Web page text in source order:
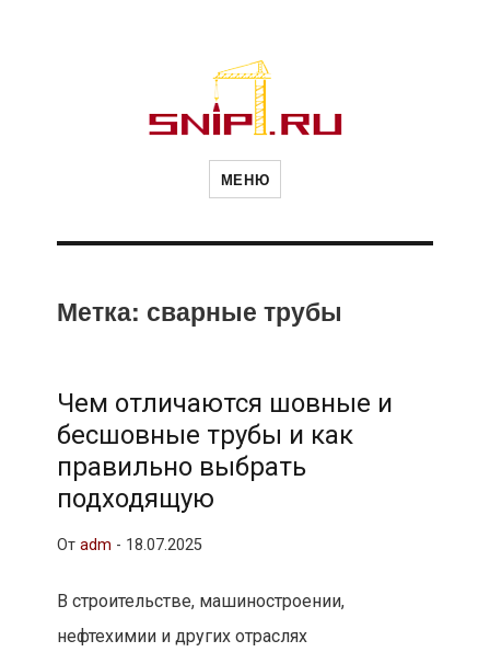
Новости
и
другие связанные со стройкой
МЕНЮ
Метка: сварные трубы
Чем отличаются шовные и
бесшовные трубы и как
правильно выбрать
подходящую
От adm - 18.07.2025
В строительстве, машиностроении,
нефтехимии и других отраслях